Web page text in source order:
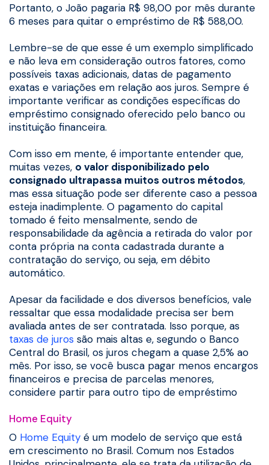
Portanto, o João pagaria R$ 98,00 por mês durante
6 meses para quitar o empréstimo de R$ 588,00.
Lembre-se de que esse é um exemplo simplificado
e não leva em consideração outros fatores, como
possíveis taxas adicionais, datas de pagamento
exatas e variações em relação aos juros. Sempre é
importante verificar as condições específicas do
empréstimo consignado oferecido pelo banco ou
instituição financeira.
Com isso em mente, é importante entender que,
muitas vezes, o valor disponibilizado pelo
consignado ultrapassa muitos outros métodos,
mas essa situação pode ser diferente caso a pessoa
esteja inadimplente. O pagamento do capital
tomado é feito mensalmente, sendo de
responsabilidade da agência a retirada do valor por
conta própria na conta cadastrada durante a
contratação do serviço, ou seja, em débito
automático.
Apesar da facilidade e dos diversos benefícios, vale
ressaltar que essa modalidade precisa ser bem
avaliada antes de ser contratada. Isso porque, as
taxas de juros são mais altas e, segundo o Banco
Central do Brasil, os juros chegam a quase 2,5% ao
mês. Por isso, se você busca pagar menos encargos
financeiros e precisa de parcelas menores,
considere partir para outro tipo de empréstimo
Home Equity
O Home Equity é um modelo de serviço que está
em crescimento no Brasil. Comum nos Estados